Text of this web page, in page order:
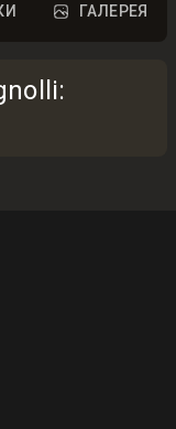
ГАЛЕРЕЯ
: